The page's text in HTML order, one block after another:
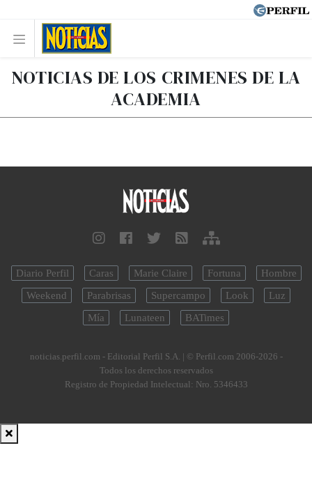
NOTICIAS DE LOS CRIMENES DE LA
ACADEMIA
Diario Perfil Caras Marie Claire Fortuna
Hombre
Weekend
Parabrisas Supercampo Look
Luz
Mía
Lunateen BATimes
noticias.perfil.com - Editorial Perfil S.A. | © Perfil.com 2006-2026 -
Todos los derechos reservados
Registro de Propiedad Intelectual: Nro. 5346433